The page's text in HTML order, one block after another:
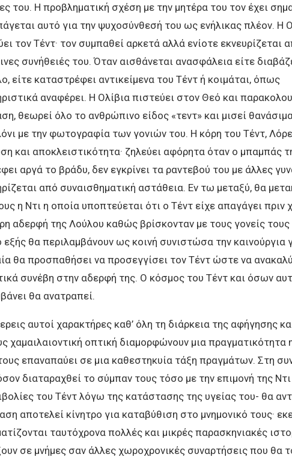
του. Η προβληματική σχέση με την μητέρα του τον έχει
αυτό για την ψυχοσύνθεσή του ως ενήλικας πλέον. Η
τον Τέντ· τον συμπαθεί αρκετά αλλά ενίοτε εκνευρίζεται
συνήθειές του. Όταν αισθάνεται ανασφάλεια είτε
είτε καταστρέφει αντικείμενα του Τέντ ή κοιμάται, όπως
αναφέρει. Η Ολίβια πιστεύει στον Θεό και
θεωρεί όλο το ανθρώπινο είδος «τεντ» και μισεί
με την φωτογραφία των γονιών του. Η κόρη του Τέντ,
και αποκλειστικότητα· ζηλεύει αφόρητα όταν ο μπαμπάς
αργά το βράδυ, δεν εγκρίνει τα ραντεβού του με άλλες
από συναισθηματική αστάθεια. Εν τω μεταξύ, θα
η Ντι η οποία υποπτεύεται ότι ο Τέντ είχε απαγάγει πριν
αδερφή της Λούλου καθώς βρίσκονταν με τους γονείς
θα περιλαμβάνουν ως κοινή συνιστώσα την καινούργια
θα προσπαθήσει να προσεγγίσει τον Τέντ ώστε να
συνέβη στην αδερφή της. Ο κόσμος του Τέντ και όσων
θα ανατραπεί.
αυτοί χαρακτήρες καθ’ όλη τη διάρκεια της αφήγησης
χαμαιλαιοντική οπτική διαμορφώνουν μια πραγματικότητα
επαναπαύει σε μια καθεστηκυία τάξη πραγμάτων. Στη
διαταραχθεί το σύμπαν τους τόσο με την επιμονή της
του Τέντ λόγω της κατάστασης της υγείας του- θα
αποτελεί κίνητρο για καταβύθιση στο μνημονικό τους·
ταυτόχρονα πολλές και μικρές παρασκηνιακές
σε μνήμες σαν άλλες χωροχρονικές συναρτήσεις που θα